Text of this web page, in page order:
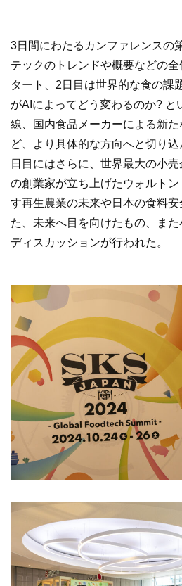
3日間にわたるカンファレンスの
テックのトレンドや概要などの
タート、2日目は世界的な食の課
がAIによってどう変わるのか? と
線、国内食品メーカーによる新
ど、より具体的な方向へと切り
日目にはさらに、世界最大の小
の創業家が立ち上げたウォルト
す再生農業の未来や日本の食料
た、未来へ目を向けたもの、ま
ディスカッションが行われた。